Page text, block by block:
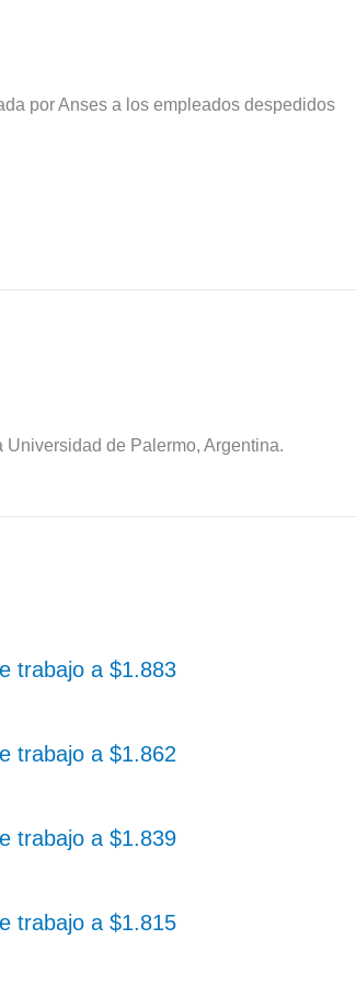
por Anses a los empleados despedidos
de Palermo, Argentina.
trabajo a $1.883
trabajo a $1.862
trabajo a $1.839
trabajo a $1.815